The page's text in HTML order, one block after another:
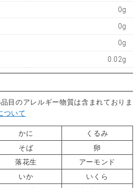
0g
0g
0g
0.02g
目のアレルギー物質は含まれておりま
ついて
かに
くるみ
そば
卵
落花生
アーモンド
いか
いくら